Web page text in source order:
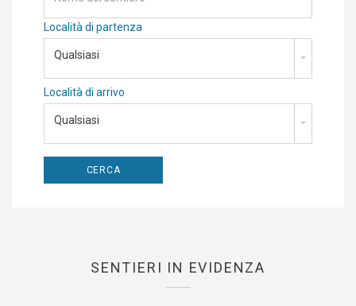
Località di partenza
Qualsiasi
Località di arrivo
Qualsiasi
SENTIERI IN EVIDENZA